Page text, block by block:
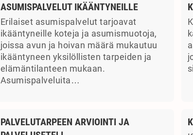
ASUMISPALVELUT IKÄÄNTYNEILLE
Erilaiset asumispalvelut tarjoavat
ikääntyneille koteja ja asumismuotoja,
joissa avun ja hoivan määrä mukautuu
ikääntyneen yksilöllisten tarpeiden ja
elämäntilanteen mukaan.
Asumispalveluita…
PALVELUTARPEEN ARVIOINTI JA